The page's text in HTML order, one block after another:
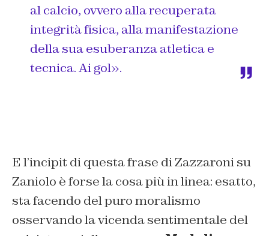
al calcio, ovvero alla recuperata
integrità fisica, alla manifestazione
della sua esuberanza atletica e
tecnica. Aigol».
E l’incipit di questa frase di Zazzaroni su
Zaniolo è forse la cosa più in linea: esatto,
sta facendo del puro moralismo
osservando la vicenda sentimentale del